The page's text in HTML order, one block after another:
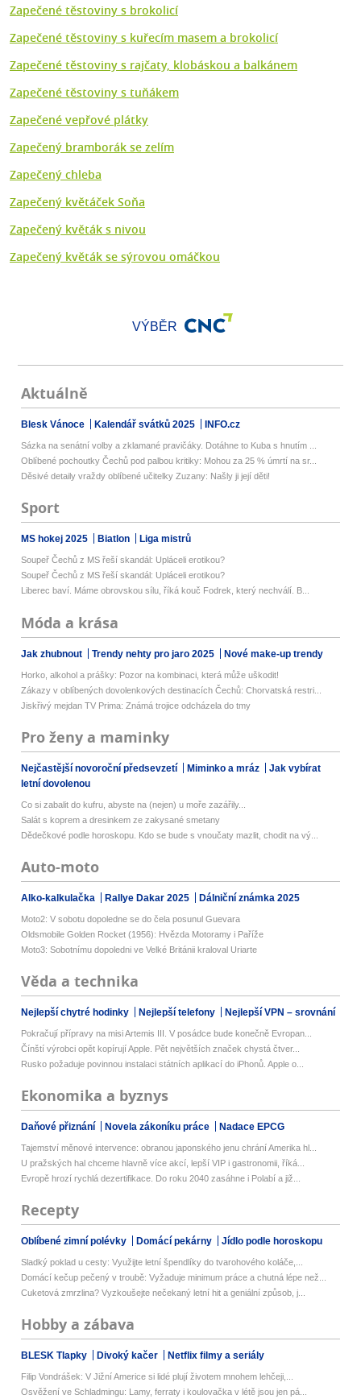
Zapečené těstoviny s brokolicí
Zapečené těstoviny s kuřecím masem a brokolicí
Zapečené těstoviny s rajčaty, klobáskou a balkánem
Zapečené těstoviny s tuňákem
Zapečené vepřové plátky
Zapečený bramborák se zelím
Zapečený chleba
Zapečený květáček Soňa
Zapečený květák s nivou
Zapečený květák se sýrovou omáčkou
VÝBĚR
Aktuálně
Blesk Vánoce Kalendář svátků 2025 INFO.cz
Sázka na senátní volby a zklamané pravičáky. Dotáhne to Kuba s hnutím ...
Oblíbené pochoutky Čechů pod palbou kritiky: Mohou za 25 % úmrtí na sr...
Děsivé detaily vraždy oblíbené učitelky Zuzany: Našly ji její děti!
Sport
MS hokej 2025 Biatlon Liga mistrů
Soupeř Čechů z MS řeší skandál: Upláceli erotikou?
Soupeř Čechů z MS řeší skandál: Upláceli erotikou?
Liberec baví. Máme obrovskou sílu, říká kouč Fodrek, který nechválí. B...
Móda a krása
Jak zhubnout Trendy nehty pro jaro 2025 Nové make-up trendy
Horko, alkohol a prášky: Pozor na kombinaci, která může uškodit!
Zákazy v oblíbených dovolenkových destinacích Čechů: Chorvatská restri...
Jiskřivý mejdan TV Prima: Známá trojice odcházela do tmy
Pro ženy a maminky
Nejčastější novoroční předsevzetí Miminko a mráz
Jak vybírat
letní dovolenou
Co si zabalit do kufru, abyste na (nejen) u moře zazářily...
Salát s koprem a dresinkem ze zakysané smetany
Dědečkové podle horoskopu. Kdo se bude s vnoučaty mazlit, chodit na vý...
Auto-moto
Alko-kalkulačka Rallye Dakar 2025 Dálniční známka 2025
Moto2: V sobotu dopoledne se do čela posunul Guevara
Oldsmobile Golden Rocket (1956): Hvězda Motoramy i Paříže
Moto3: Sobotnímu dopoledni ve Velké Británii kraloval Uriarte
Věda a technika
Nejlepší chytré hodinky Nejlepší telefony Nejlepší VPN – srovnání
Pokračují přípravy na misi Artemis III. V posádce bude konečně Evropan...
Čínští výrobci opět kopírují Apple. Pět největších značek chystá čtver...
Rusko požaduje povinnou instalaci státních aplikací do iPhonů. Apple o...
Ekonomika a byznys
Daňové přiznání Novela zákoníku práce Nadace EPCG
Tajemství měnové intervence: obranou japonského jenu chrání Amerika hl...
U pražských hal chceme hlavně více akcí, lepší VIP i gastronomii, říká...
Evropě hrozí rychlá dezertifikace. Do roku 2040 zasáhne i Polabí a již...
Recepty
Oblíbené zimní polévky Domácí pekárny Jídlo podle horoskopu
Sladký poklad u cesty: Využijte letní špendlíky do tvarohového koláče,...
Domácí kečup pečený v troubě: Vyžaduje minimum práce a chutná lépe než...
Cuketová zmrzlina? Vyzkoušejte nečekaný letní hit a geniální způsob, j...
Hobby a zábava
BLESK Tlapky Divoký kačer Netflix filmy a seriály
Filip Vondrášek: V Jižní Americe si lidé plují životem mnohem lehčeji,...
Osvěžení ve Schladmingu: Lamy, ferraty i koulovačka v létě jsou jen pá...